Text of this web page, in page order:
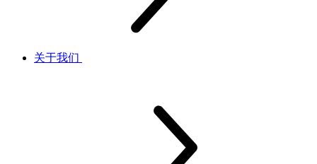
关于我们